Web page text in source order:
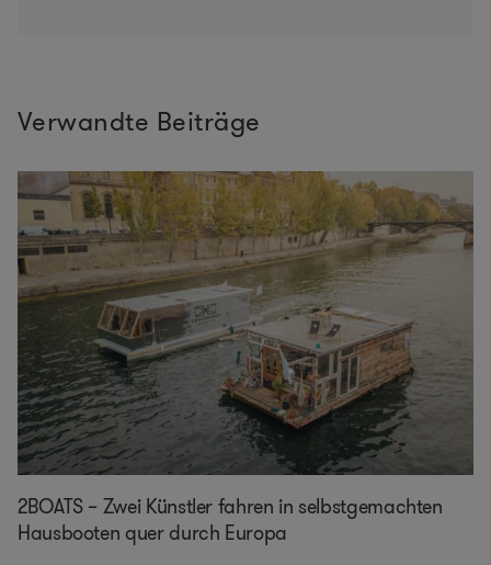
Verwandte Beiträge
2BOATS – Zwei Künstler fahren in selbstgemachten
Hausbooten quer durch Europa